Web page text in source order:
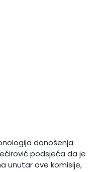
donošenja
podsjeća da je
unutar ove komisije,